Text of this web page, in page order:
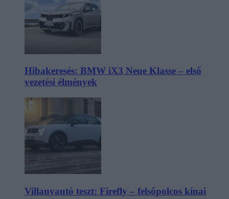
Hibakeresés: BMW iX3 Neue Klasse – első
vezetési élmények
Villanyautó teszt: Firefly – felsőpolcos kínai